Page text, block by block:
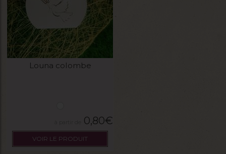
Louna colombe
0,80€
VOIR LE PRODUIT